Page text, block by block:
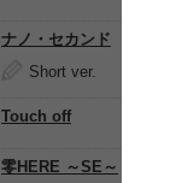
ナノ・セカンド
Short ver.
Touch off
零HERE ～SE～